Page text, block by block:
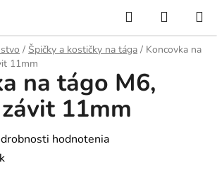
Hľadať
KOŠÍK
/ Špičky a kostičky na tága / Koncovka na
11mm
na tágo M6,
11mm
hodnotenia